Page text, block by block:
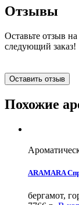
Отзывы
Оставьте отзыв
следующий заказ!
Оставить отзыв
Похожие
ARAMARA
бергамот,